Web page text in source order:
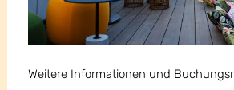
Weitere Informationen und